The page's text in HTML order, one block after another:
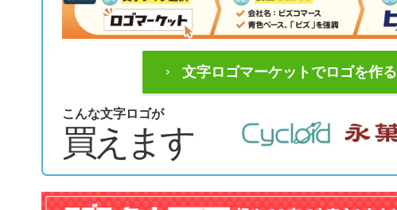
文字ロゴマーケットでロゴを作る
こんな文字ロゴが
買えます